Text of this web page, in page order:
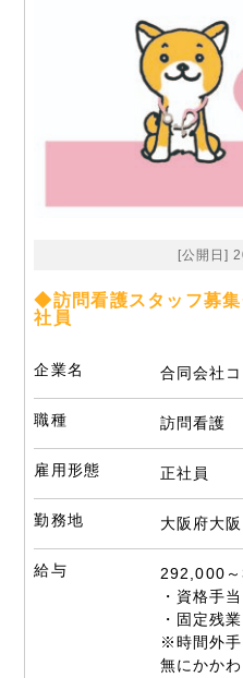
[公開日]
◆訪問看護スタッフ募
社員
企業名 合同会社
職種 訪問看護
雇用形態 正社員
勤務地 大阪府大
給与
292,000～
・資格手
・固定残
※時間外手
無にかか